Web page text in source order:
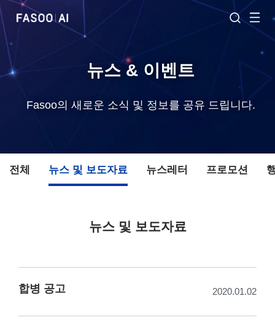
뉴스 & 이벤트
Fasoo의 새로운 소식 및 정보를 공유 드립니다.
전체 뉴스 및 보도자료 뉴스레터 프로모션
뉴스 및 보도자료
합병 공고 2020.01.02